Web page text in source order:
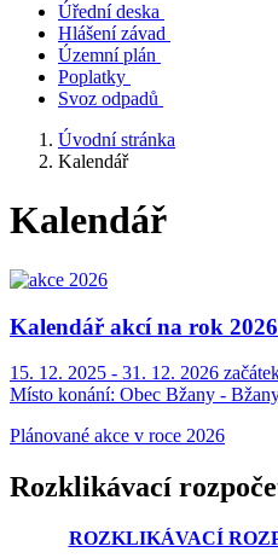
Úřední deska
Hlášení závad
Územní plán
Poplatky
Svoz odpadů
Úvodní stránka
Kalendář
Kalendář
Kalendář akcí na rok 2026
15. 12. 2025 - 31. 12. 2026
Místo konání: Obec Bžany -
Plánované akce v roce 2026
Rozklikávací
ROZKLIKÁVACÍ